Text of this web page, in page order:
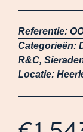
Referentie:
Categorieën:
R&C,
Locatie: